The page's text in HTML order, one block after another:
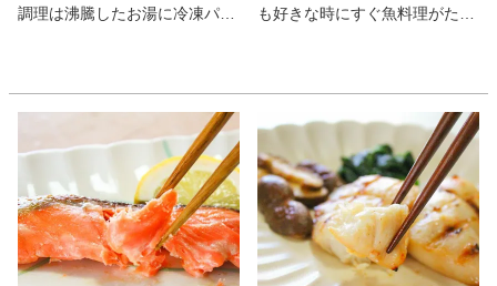
調理は沸騰したお湯に冷凍パッ
電子レンジ・オーブントースタ
ーなどでの調理も可能です。
も好きな時にすぐ魚料理がたべ
ふっくらとした食感と本格的な
味わいが楽しめます。 電子レン
ジ・オーブントースターなどで
の調理も可能です。